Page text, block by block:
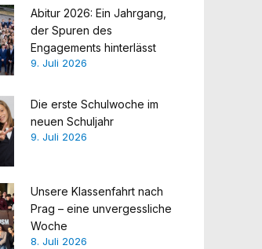
Abitur 2026: Ein Jahrgang,
der Spuren des
Engagements hinterlässt
9. Juli 2026
Die erste Schulwoche im
neuen Schuljahr
9. Juli 2026
Unsere Klassenfahrt nach
Prag – eine unvergessliche
Woche
8. Juli 2026